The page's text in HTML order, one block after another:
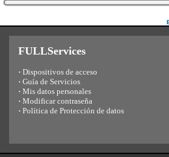
FULLServices
· Dispositivos de acceso
· Guía de Servicios
· Mis datos personales
· Modificar contraseña
· Política de Protección de datos